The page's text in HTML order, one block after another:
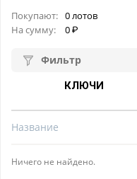
Покупают: 0 лотов
На сумму:
0
Фильтр
КЛЮЧИ
Название
Ничего не найдено.